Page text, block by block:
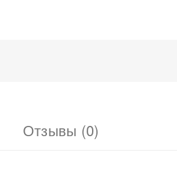
Отзывы (0)